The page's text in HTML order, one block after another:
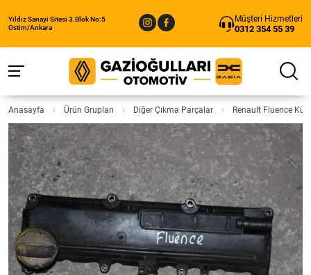
Yıldız Sanayi Sitesi 3.Blok No:5
Ostim/Ankara
Müşteri Hizmetleri
0312 354 55 39
Anasayfa Ürün Grupları Diğer Çıkma Parçalar Renault Fluence